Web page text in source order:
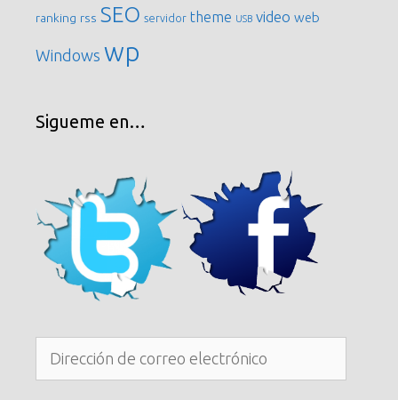
ranking rss SEO servidor theme USB video web
Windows wp
Sigueme en…